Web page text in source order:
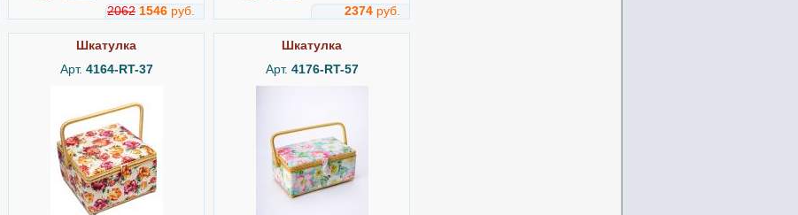
2062 1546 руб. 2374 руб.
Шкатулка
Арт. 4164-RT-37
Шкатулка
Арт. 4176-RT-57